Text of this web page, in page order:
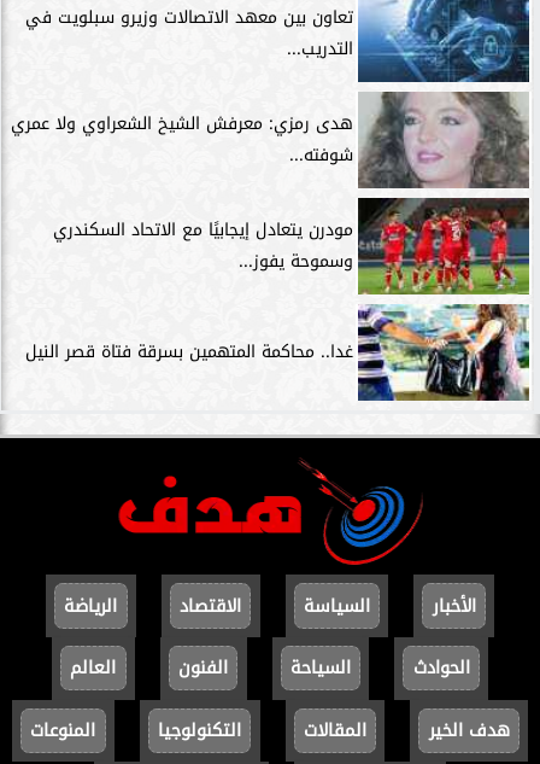
تعاون بين معهد الاتصالات وزيرو سبلويت في
التدريب...
هدى رمزي: معرفش الشيخ الشعراوي ولا عمري
شوفته...
مودرن يتعادل إيجابيًا مع الاتحاد السكندري
وسموحة يفوز...
غدا.. محاكمة المتهمين بسرقة فتاة قصر النيل
الأخبار السياسة الاقتصاد
الرياضة
الحوادث
السياحة الفنون
العالم
هدف الخير
المقالات التكنولوجيا
المنوعات